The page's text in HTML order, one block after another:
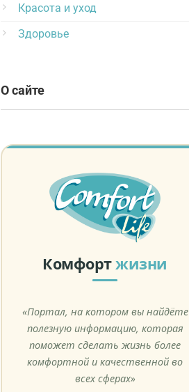
Красота и уход
Здоровье
О сайте
Комфортжизни
«Портал, на котором вы найдёте
полезную информацию, которая
поможет сделать жизнь более
комфортной и качественной во
всех сферах»